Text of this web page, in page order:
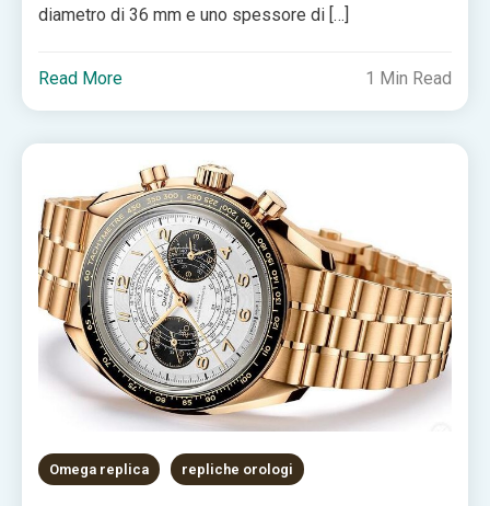
diametro di 36 mm e uno spessore di […]
Read More 1 Min Read
Omega replica repliche orologi